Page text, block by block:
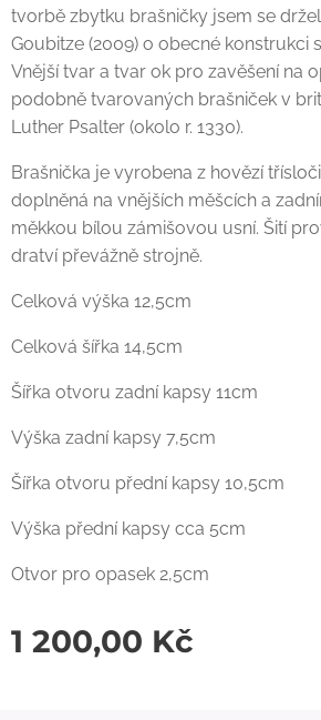
tvorbě zbytku brašničky jsem se
Goubitze (2009) o obecné konstrukci
Vnější tvar a tvar ok pro zavěšení na
podobně tvarovaných brašniček v
Luther Psalter (okolo r. 1330).
Brašnička je vyrobena z hovězí
doplněná na vnějších měšcích a
měkkou bílou zámišovou usní. Šití
dratví převážně strojně.
Celková výška 12,5cm
Celková šířka 14,5cm
Šířka otvoru zadní kapsy 11cm
Výška zadní kapsy 7,5cm
Šířka otvoru přední kapsy 10,5cm
Výška přední kapsy cca 5cm
Otvor pro opasek 2,5cm
1 200,00 Kč